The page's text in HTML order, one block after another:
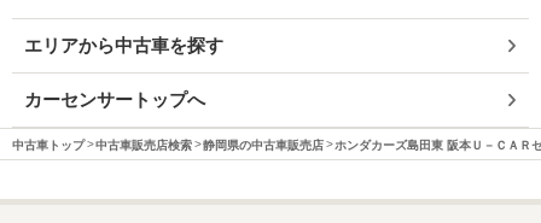
エリアから中古車を探す
カーセンサートップへ
中古車トップ 中古車販売店検索 静岡県の中古車販売店 ホンダカーズ島田東 阪本Ｕ－ＣＡＲ